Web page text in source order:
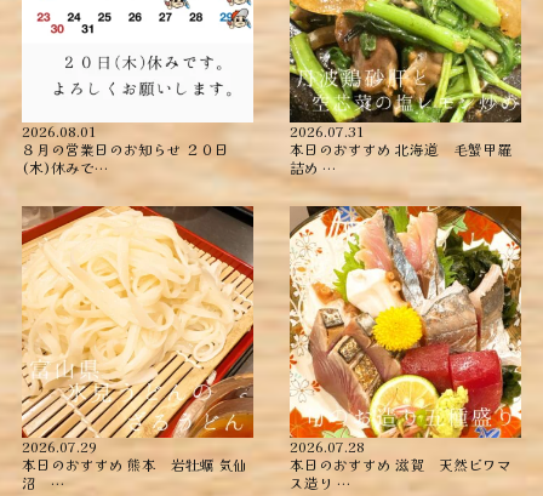
2026.08.01
８月の営業日のお知らせ ２０日
(木)休みで…
2026.07.31
本日のおすすめ ︎北海道 毛蟹甲羅
詰め ︎…
2026.07.29
本日のおすすめ ︎熊本 岩牡蠣 ︎気仙
沼 …
2026.07.28
本日のおすすめ ︎滋賀 天然ビワマ
ス造り …